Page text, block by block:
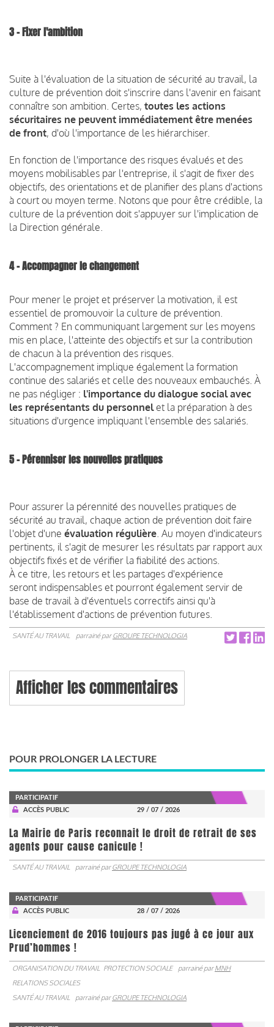
3 - Fixer l'ambition
Suite à l'évaluation de la situation de sécurité au travail, la
culture de prévention doit s'inscrire dans l'avenir en faisant
connaître son ambition. Certes, toutes les actions
sécuritaires ne peuvent immédiatement être menées
de front, d'où l'importance de les hiérarchiser.
En fonction de l'importance des risques évalués et des
moyens mobilisables par l'entreprise, il s'agit de fixer des
objectifs, des orientations et de planifier des plans d'actions
à court ou moyen terme. Notons que pour être crédible, la
culture de la prévention doit s'appuyer sur l'implication de
la Direction générale.
4 - Accompagner le changement
Pour mener le projet et préserver la motivation, il est
essentiel de promouvoir la culture de prévention.
Comment ? En communiquant largement sur les moyens
mis en place, l'atteinte des objectifs et sur la contribution
de chacun à la prévention des risques.
L'accompagnement implique également la formation
continue des salariés et celle des nouveaux embauchés. À
ne pas négliger : l'importance du dialogue social avec
les représentants du personnelet la préparation à des
situations d'urgence impliquant l'ensemble des salariés.
5 - Pérenniser les nouvelles pratiques
Pour assurer la pérennité des nouvelles pratiques de
sécurité au travail, chaque action de prévention doit faire
l'objet d'une évaluation régulière . Au moyen d'indicateurs
pertinents, il s'agit de mesurer les résultats par rapport aux
objectifs fixés et de vérifier la fiabilité des actions.
À ce titre, les retours et les partages d'expérience
seront indispensables et pourront également servir de
base de travail à d'éventuels correctifs ainsi qu'à
l'établissement d'actions de prévention futures.
SANTÉ AU TRAVAIL parrainé parGROUPE TECHNOLOGIA
Afficher les commentaires
POUR PROLONGER LA LECTURE
PARTICIPATIF
ACCÈS PUBLIC
29 / 07 / 2026
La Mairie de Paris reconnait le droit de retrait de ses
agents pour cause canicule !
SANTÉ AU TRAVAIL parrainé parGROUPE TECHNOLOGIA
PARTICIPATIF
ACCÈS PUBLIC
28 / 07 / 2026
Licenciement de 2016 toujours pas jugé à ce jour aux
Prud’hommes !
ORGANISATION DU TRAVAIL PROTECTION SOCIALE parrainé parMNH
RELATIONS SOCIALES
SANTÉ AU TRAVAIL
parrainé parGROUPE TECHNOLOGIA